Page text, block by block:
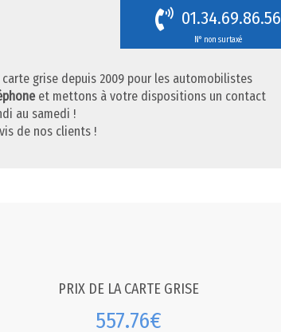
01.34.69.86.56
N° non surtaxé
grise depuis 2009 pour les automobilistes
et mettons à votre dispositions un contact
au samedi !
de nos clients !
PRIX DE LA CARTE GRISE
557.76€